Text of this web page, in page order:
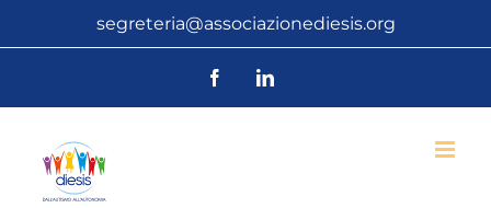
segreteria@associazionediesis.org
FacebookLinkedIn